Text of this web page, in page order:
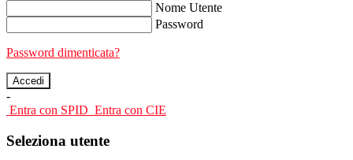
Nome Utente
Password
Password dimenticata?
-
Entra con SPID Entra con CIE
Seleziona utente